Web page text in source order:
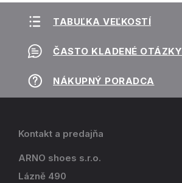
TABUĽKA VEĽKOSTÍ
ČASTO KLADENÉ OTÁZKY
NÁKUPNÝ PORADCA
Kontakt a predajňa
ARNO shoes s.r.o.
Lázně 490